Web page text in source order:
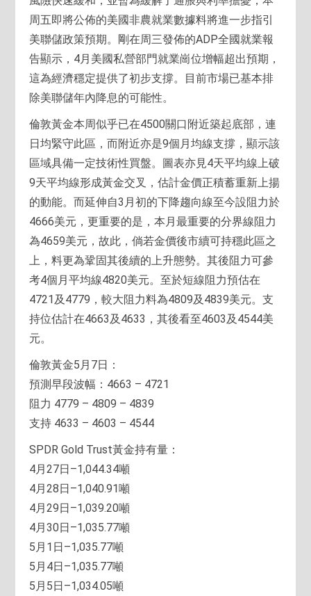
周五即將公佈的美國非農就業數據料將進一步指引
美聯儲政策預期。剛在周三發佈的ADP全國就業報
告顯示，4月美國私營部門就業崗位增幅超出預期，
這為經濟穩定提供了初步支撐。目前市場已基本排
除美聯儲年內降息的可能性。
倫敦黃金本周似乎已在4500關口附近築起底部，連
日均緊守此區，而附近亦是9個月均線支撐，顯示該
區域具備一定技術性買盤。圖表亦見4天平均線上破
9天平均線形成黃金交叉，估計金價正積蓄重新上揚
的動能。而延伸自3月初的下降趨向線至今設阻力於
4666美元，更重要的是，本月最重要的分界線阻力
為4659美元，故此，倘若金價後市續可持穩此區之
上，料更為鞏固其後續的上升態勢。其後阻力可參
考4個月平均線4820美元。至於短線阻力預估在
4721及4779，較大阻力料為4809及4839美元。支
持位估計在4663及4633，其後看至4603及4544美
元。
倫敦黃金5月7日：
預測早段波幅：4663 – 4721
阻力 4779 – 4809 – 4839
支持 4633 – 4603 – 4544
SPDR Gold Trust黃金持有量：
4月27日–1,044.34噸
4月28日–1,040.91噸
4月29日–1,039.20噸
4月30日–1,035.77噸
5月1日–1,035.77噸
5月4日–1,035.77噸
5月5日–1,034.05噸